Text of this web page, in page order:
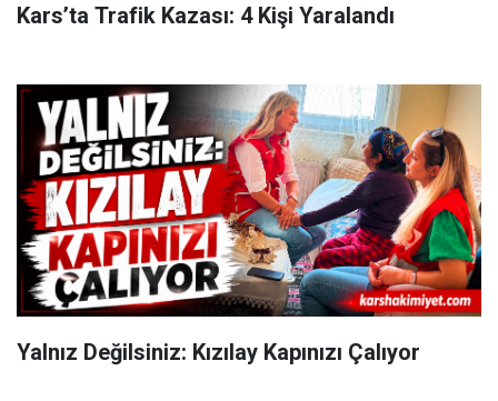
Kars’ta Trafik Kazası: 4 Kişi Yaralandı
Yalnız Değilsiniz: Kızılay Kapınızı Çalıyor